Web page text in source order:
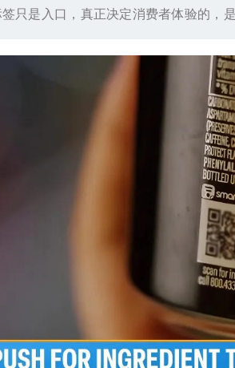
只是入口，真正决定消费者体验的，